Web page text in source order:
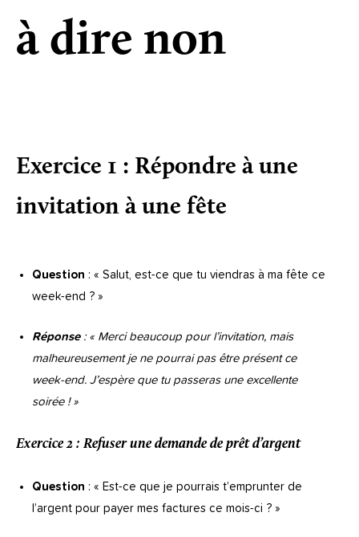
à dire non
Exercice 1 : Répondre à une
invitation à une fête
Question : « Salut, est-ce que tu viendras à ma fête ce
week-end ? »
Réponse: « Merci beaucoup pour l’invitation, mais
malheureusement je ne pourrai pas être présent ce
week-end. J’espère que tu passeras une excellente
soirée ! »
Exercice 2 : Refuser une demande de prêt d’argent
Question : « Est-ce que je pourrais t’emprunter de
l’argent pour payer mes factures ce mois-ci ? »